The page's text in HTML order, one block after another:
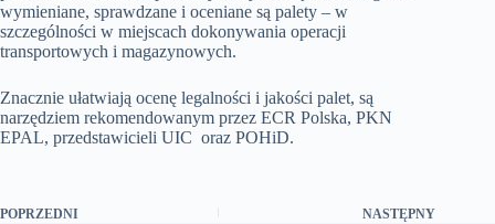
wymieniane, sprawdzane i oceniane są palety – w
szczególności w miejscach dokonywania operacji
transportowych i magazynowych.
Znacznie ułatwiają ocenę legalności i jakości palet, są
narzędziem rekomendowanym przez ECR Polska, PKN
EPAL, przedstawicieli UIC oraz POHiD.
POPRZEDNI NASTĘPNY